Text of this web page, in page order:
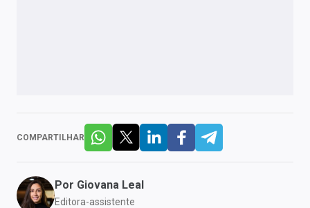
COMPARTILHAR
Por Giovana Leal
Editora-assistente